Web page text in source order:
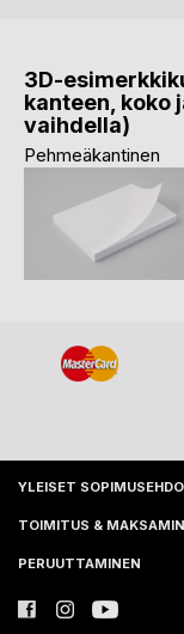
3D-
kanteen, koko
vaihdella)
Pehmeäkantinen
YLEISET
TOIMITUS &
PERUUTTAMINEN